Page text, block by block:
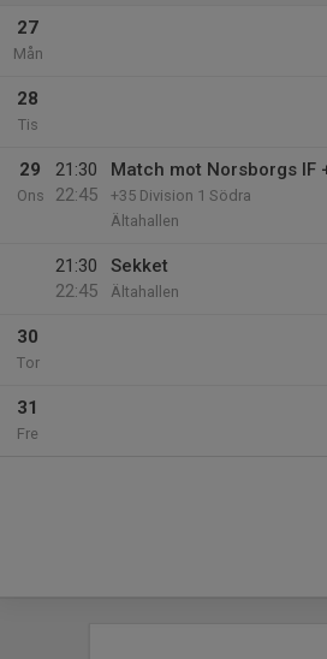
27
Mån
28
Tis
29
Ons
21:30
22:45
Match mot Norsborgs IF
+35 Division 1 Södra
Ältahallen
21:30
22:45
Sekket
Ältahallen
30
Tor
31
Fre